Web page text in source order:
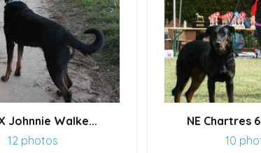
Johnnie Walke...
12 photos
NE Chartres
10